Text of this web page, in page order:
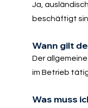
Ja,
beschäftigt
Wann gilt
Der
im Betrieb
Was muss